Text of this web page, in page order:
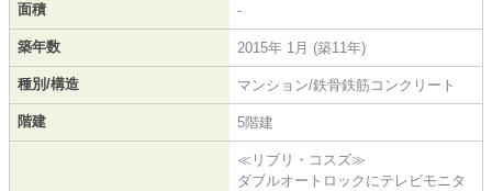
面積 -
築年数 2015年 1月 (築11年)
種別/構造 マンション/鉄骨鉄筋コンクリート
階建 5階建
≪リブリ・コスズ≫
ダブルオートロックにテレビモニタ